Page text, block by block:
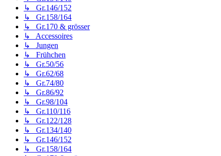
↳ Gr.146/152
↳ Gr.158/164
↳ Gr.170 & grösser
↳ Accessoires
↳ Jungen
↳ Frühchen
↳ Gr.50/56
↳ Gr.62/68
↳ Gr.74/80
↳ Gr.86/92
↳ Gr.98/104
↳ Gr.110/116
↳ Gr.122/128
↳ Gr.134/140
↳ Gr.146/152
↳ Gr.158/164